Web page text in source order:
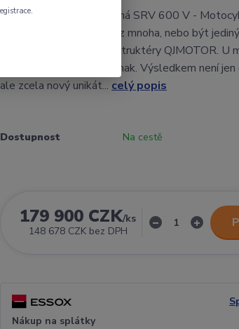
QJMOTOR SRV 600 černá SRV 600 V -
se legendou Být jedním z mnoha, nebo být
základní otázka pro konstruktéry QJMOTOR.
rozhodnuto udělat vše jinak. Výsledkem není
ale zcela nový unikát... celý popis
Dostupnost Na cestě
179 900 CZK/ks
148 678 CZK bez DPH
Nákup na splátky